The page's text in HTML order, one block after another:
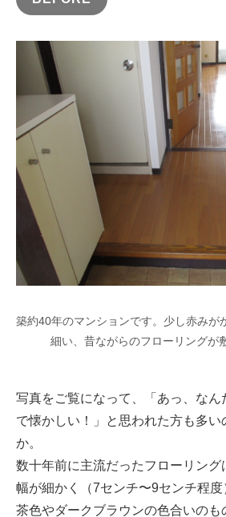
築約40年のマンションです。少し赤みが
細い、昔ながらのフローリングが
写真をご覧になって、「あっ、なん
で懐かしい！」と思われた方も多い
か。
数十年前に主流だったフローリング
幅が細かく（7センチ〜9センチ程
茶色やダークブラウンの色合いのも